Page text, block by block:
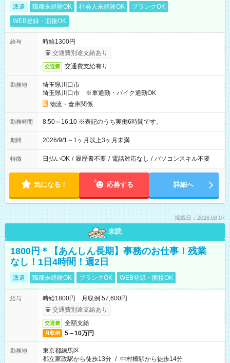
派遣 職種未経験OK 社会人未経験OK
ブランクOK
WEB登録・面接OK
給与
時給1300円
交通費別途支給あり
交通費 交通費支給有り
勤務地
埼玉県川口市
埼玉県川口市 ※車通勤・バイク通勤OK
物流・倉庫関係
勤務時間 8:50～16:10 ※表記のうち実働6時間です。
期間 2026/9/1～1ヶ月以上3ヶ月未満
特徴 日払いOK / 履歴書不要 / 電話対応なし / パソコンスキル不要
気になる！ 応募する 詳細へ
掲載日：2026.08.07
未読
1800円＊【あんしん長期】事務のお仕事！残業
なし！1日4時間！週2日
派遣 職種未経験OK ブランクOK WEB登録・面接OK
給与
時給1800円 月収例 57,600円
交通費別途支給あり
交通費 全額支給
月収例 5～10万円
勤務地
東京都練馬区
都立家政駅から徒歩13分 / 中村橋駅から徒歩14分